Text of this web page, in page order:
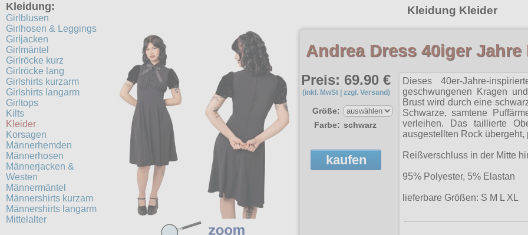
Kleidung:
Girlblusen
Girlhosen & Leggings
Girljacken
Girlmäntel
Girlröcke kurz
Girlröcke lang
Girlshirts kurzarm
Girlshirts langarm
Girltops
Kilts
Kleider
Korsagen
Männerhemden
Männerhosen
Männerjacken &
Westen
Männermäntel
Männershirts kurzam
Männershirts langarm
Mittelalter
Kleidung Kleider
Andrea Dress 40iger Jahre
Preis: 69.90 €
(inkl. MwSt | zzgl. Versand)
Größe:
Farbe: schwarz
kaufen
Dieses 40er-Jahre-
geschwungenen Kragen
Brust wird durch eine
Schwarze, samtene
verleihen. Das taillierte
ausgestellten Rock
Reißverschluss in der Mitte
95% Polyester, 5% Elastan
lieferbare Größen: S M L XL